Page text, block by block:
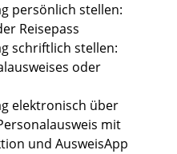
persönlich stellen:
Reisepass
schriftlich stellen:
oder
elektronisch über
mit
und AusweisApp